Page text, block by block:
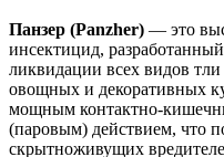
Панзер (Panzher) — это
инсектицид,
ликвидации всех видов тли
овощных и декоративных
мощным контактно-
(паровым) действием, что
скрытноживущих